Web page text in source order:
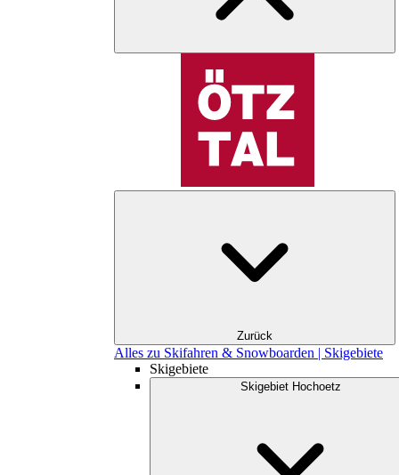
Zurück
Alles zu Skifahren & Snowboarden | Skigebiete
Skigebiete
Skigebiet Hochoetz